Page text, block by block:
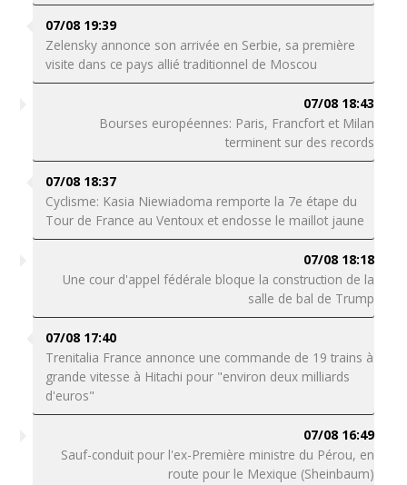
07/08 19:39
Zelensky annonce son arrivée en Serbie, sa première
visite dans ce pays allié traditionnel de Moscou
07/08 18:43
Bourses européennes: Paris, Francfort et Milan
terminent sur des records
07/08 18:37
Cyclisme: Kasia Niewiadoma remporte la 7e étape du
Tour de France au Ventoux et endosse le maillot jaune
07/08 18:18
Une cour d'appel fédérale bloque la construction de la
salle de bal de Trump
07/08 17:40
Trenitalia France annonce une commande de 19 trains à
grande vitesse à Hitachi pour "environ deux milliards
d'euros"
07/08 16:49
Sauf-conduit pour l'ex-Première ministre du Pérou, en
route pour le Mexique (Sheinbaum)